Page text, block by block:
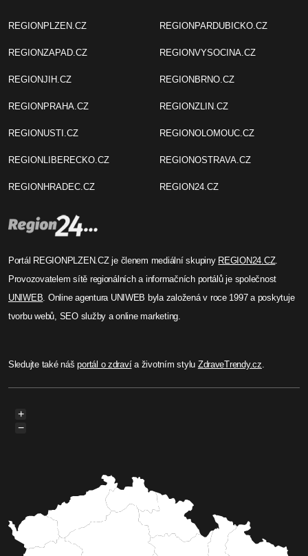
REGIONPLZEN.CZ
REGIONZAPAD.CZ
REGIONJIH.CZ
REGIONPRAHA.CZ
REGIONUSTI.CZ
REGIONLIBERECKO.CZ
REGIONHRADEC.CZ
REGIONPARDUBICKO.CZ
REGIONVYSOCINA.CZ
REGIONBRNO.CZ
REGIONZLIN.CZ
REGIONOLOMOUC.CZ
REGIONOSTRAVA.CZ
REGION24.CZ
Portál REGIONPLZEN.CZ je členem mediální skupiny REGION24.CZ.
Provozovatelem sítě regionálních a informačních portálů je společnost
UNIWEB . Online agentura UNIWEB byla založená v roce 1997 a poskytuje
tvorbu webů, SEO služby a online marketing.
Sledujte také nášportál o zdravía životním stylu ZdraveTrendy.cz
+
−